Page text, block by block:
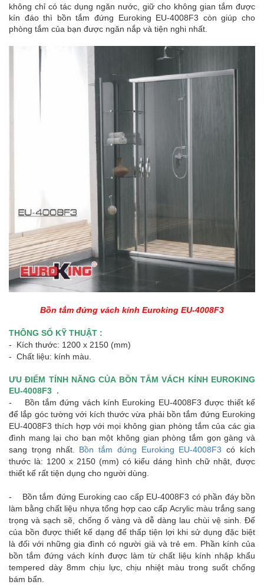
không chỉ có tác dụng ngăn nước, giữ cho không gian tắm được
kín đáo thì bồn tắm đứng Euroking EU-4008F3 còn giúp cho
phòng tắm của bạn được ngăn nắp và tiện nghi nhất.
Bồn tắm đứng vách kính Euroking EU-4008F3
THÔNG SỐ KỸ THUẬT :
- Kích thước: 1200 x 2150 (mm)
- Chất liệu: kính màu.
ƯU ĐIỂM TÍNH NĂNG CỦA BỒN TẮM VÁCH KÍNH EUROKING
EU-4008F3 .
- Bồn tắm đứng vách kính Euroking EU-4008F3 được thiết kế
để lắp góc tường với kích thước vừa phải bồn tắm đứng Euroking
EU-4008F3 thích hợp với mọi không gian phòng tắm của các gia
đình mang lại cho bạn một không gian phòng tắm gọn gàng và
sang trọng nhất. Bồn tắm đứng Euroking EU-4008F3 có kích
thước là: 1200 x 2150 (mm) có kiểu dáng hình chữ nhật, được
thiết kế rất tiện dụng cho người dùng.
- Bồn tắm đứng Euroking cao cấp EU-4008F3 có phần đáy bồn
làm bằng chất liệu nhựa tổng hợp cao cấp Acrylic màu trắng sang
trọng và sạch sẽ, chống ố vàng và dễ dàng lau chùi vệ sinh. Đế
của bồn được thiết kế dạng đế thấp tiện lợi khi sử dụng đặc biệt
là đối với những gia đình có người già và trẻ em. Phần kính của
bồn tắm đứng vách kính được làm từ chất liệu kính nhập khẩu
tempered dày 8mm chịu lực, chịu nhiệt màu trong suốt chống
bám bẩn.